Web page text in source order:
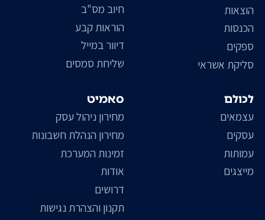
סאמיט
מחירון ניהול עסק
מחירון הנהלת חשבונות
זמינות המערכת
אודות
דרושים
תקנון והצהרת נגישות
חיוב מס"ב
הוראות קבע
דיוור במייל
שליחת סמסים
הוצאות
הכנסות
ספקים
סליקת אשראי
לכולם
עצמאים
עסקים
עמותות
מייצגים